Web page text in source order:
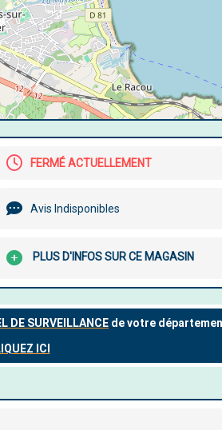
FERMÉ ACTUELLEMENT
Avis Indisponibles
PLUS D'INFOS SUR CE MAGASIN